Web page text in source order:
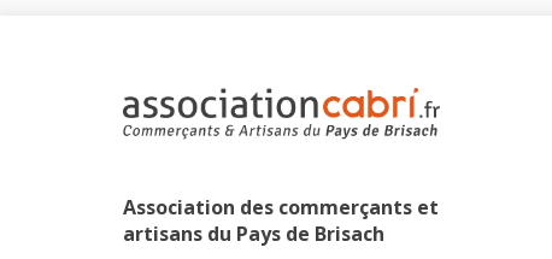
Association des commerçants et
artisans du Pays de Brisach